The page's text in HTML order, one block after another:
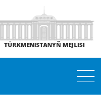
TÜRKMENISTANYŇ MEJLISI